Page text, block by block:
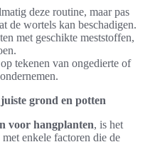
deze routine, maar pas
de wortels kan beschadigen.
met geschikte meststoffen,
tekenen van ongedierte of
grond en potten
voor hangplanten, is het
enkele factoren die de